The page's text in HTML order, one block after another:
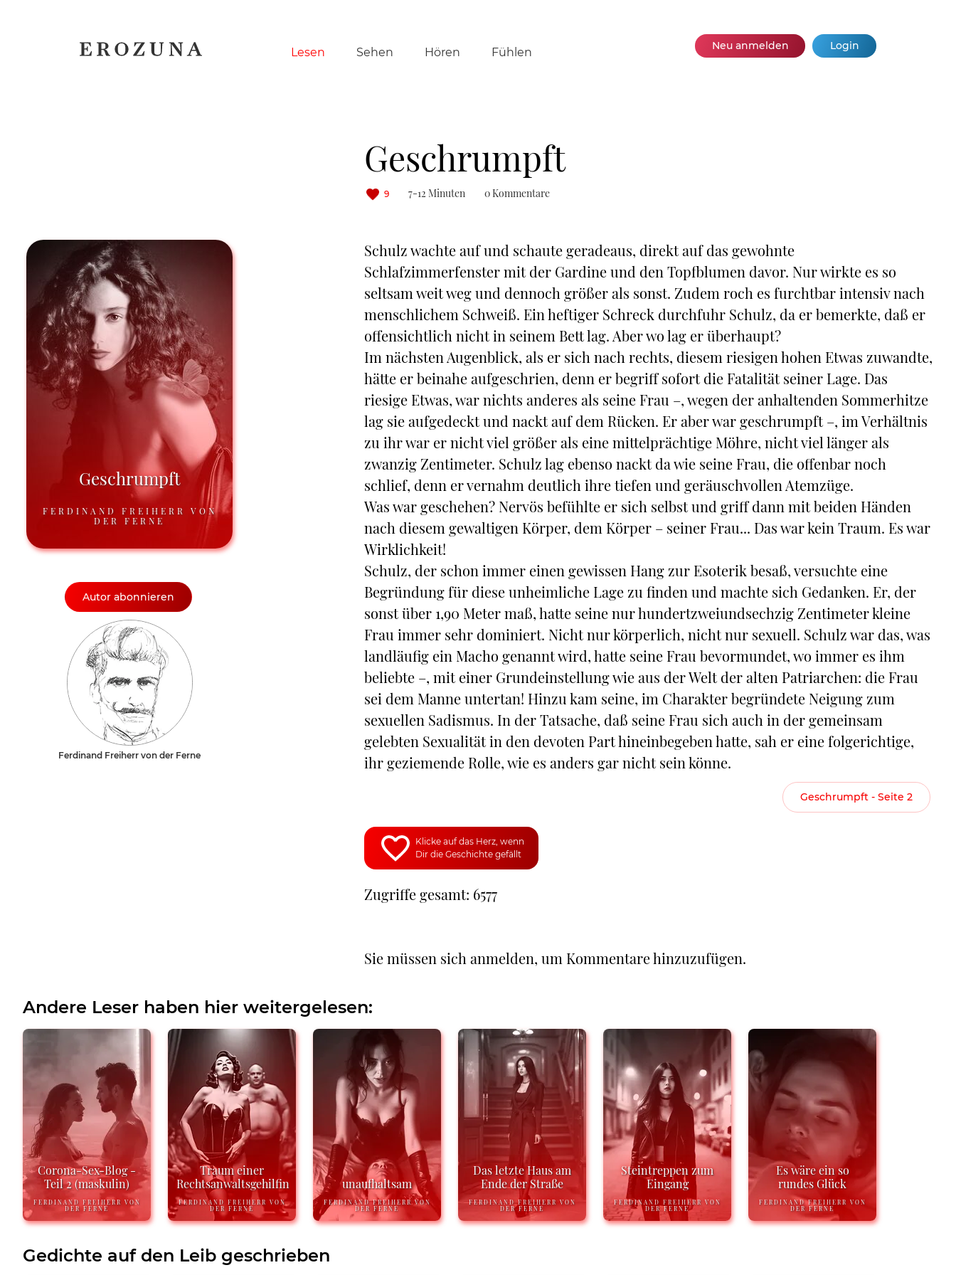
Navigation
Lesen Sehen Hören Fühlen Neu anmelden Login
Geschrumpft
9 7-12 Minuten 0 Kommentare
Geschrumpft
FERDINAND FREIHERR VON
DER FERNE
Autor abonnieren
Ferdinand Freiherr von der Ferne
Schulz wachte auf und schaute geradeaus, direkt auf das gewohnte
Schlafzimmerfenster mit der Gardine und den Topfblumen davor. Nur wirkte es so
seltsam weit weg und dennoch größer als sonst. Zudem roch es furchtbar intensiv nach
menschlichem Schweiß. Ein heftiger Schreck durchfuhr Schulz, da er bemerkte, daß er
offensichtlich nicht in seinem Bett lag. Aber wo lag er überhaupt?
Im nächsten Augenblick, als er sich nach rechts, diesem riesigen hohen Etwas zuwandte,
hätte er beinahe aufgeschrien, denn er begriff sofort die Fatalität seiner Lage. Das
riesige Etwas, war nichts anderes als seine Frau –, wegen der anhaltenden Sommerhitze
lag sie aufgedeckt und nackt auf dem Rücken. Er aber war geschrumpft –, im Verhältnis
zu ihr war er nicht viel größer als eine mittelprächtige Möhre, nicht viel länger als
zwanzig Zentimeter. Schulz lag ebenso nackt da wie seine Frau, die offenbar noch
schlief, denn er vernahm deutlich ihre tiefen und geräuschvollen Atemzüge.
Was war geschehen? Nervös befühlte er sich selbst und griff dann mit beiden Händen
nach diesem gewaltigen Körper, dem Körper – seiner Frau... Das war kein Traum. Es war
Wirklichkeit!
Schulz, der schon immer einen gewissen Hang zur Esoterik besaß, versuchte eine
Begründung für diese unheimliche Lage zu finden und machte sich Gedanken. Er, der
sonst über 1,90 Meter maß, hatte seine nur hundertzweiundsechzig Zentimeter kleine
Frau immer sehr dominiert. Nicht nur körperlich, nicht nur sexuell. Schulz war das, was
landläufig ein Macho genannt wird, hatte seine Frau bevormundet, wo immer es ihm
beliebte –, mit einer Grundeinstellung wie aus der Welt der alten Patriarchen: die Frau
sei dem Manne untertan! Hinzu kam seine, im Charakter begründete Neigung zum
sexuellen Sadismus. In der Tatsache, daß seine Frau sich auch in der gemeinsam
gelebten Sexualität in den devoten Part hineinbegeben hatte, sah er eine folgerichtige,
ihr geziemende Rolle, wie es anders gar nicht sein könne.
Geschrumpft - Seite 2
Klicke auf das Herz, wenn
Dir die Geschichte gefällt
Zugriffe gesamt: 6577
Sie müssen sich anmelden, um Kommentare hinzuzufügen.
Andere Leser haben hier weitergelesen:
Corona-Sex-Blog -
Teil 2 (maskulin)
FERDINAND FREIHERR VON
DER FERNE
Traum einer
Rechtsanwaltsgehilfin
FERDINAND FREIHERR VON
DER FERNE
unaufhaltsam
FERDINAND FREIHERR VON
DER FERNE
Das letzte Haus am
Ende der Straße
FERDINAND FREIHERR VON
DER FERNE
Steintreppen zum
Eingang
FERDINAND FREIHERR VON
DER FERNE
Es wäre ein so
rundes Glück
FERDINAND FREIHERR VON
DER FERNE
Gedichte auf den Leib geschrieben